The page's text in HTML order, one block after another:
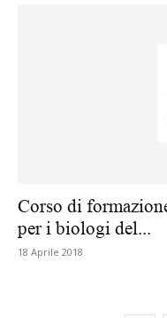
Corso di
per i biologi del...
18 Aprile 2018